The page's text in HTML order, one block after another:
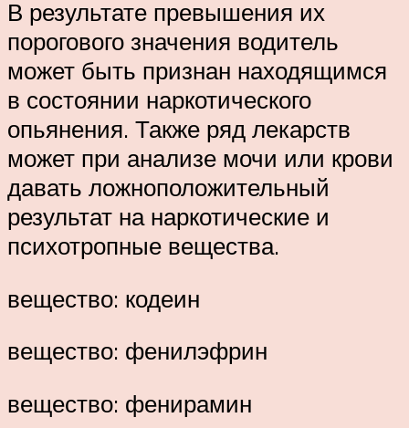
В результате превышения их
порогового значения водитель
может быть признан находящимся
в состоянии наркотического
опьянения. Также ряд лекарств
может при анализе мочи или крови
давать ложноположительный
результат на наркотические и
психотропные вещества.
вещество: кодеин
вещество: фенилэфрин
вещество: фенирамин